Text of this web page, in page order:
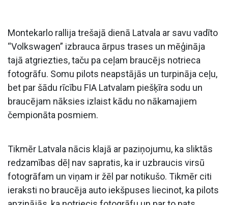
Montekarlo rallija trešajā dienā Latvala ar savu vadīto
“Volkswagen” izbrauca ārpus trases un mēģināja
tajā atgriezties, taču pa ceļam braucējs notrieca
fotogrāfu. Somu pilots neapstājās un turpināja ceļu,
bet par šādu rīcību FIA Latvalam piešķīra sodu un
braucējam nāksies izlaist kādu no nākamajiem
čempionāta posmiem.
Tikmēr Latvala nācis klajā ar paziņojumu, ka sliktās
redzamības dēļ nav sapratis, ka ir uzbraucis virsū
fotogrāfam un viņam ir žēl par notikušo. Tikmēr citi
ieraksti no braucēja auto iekšpuses liecinot, ka pilots